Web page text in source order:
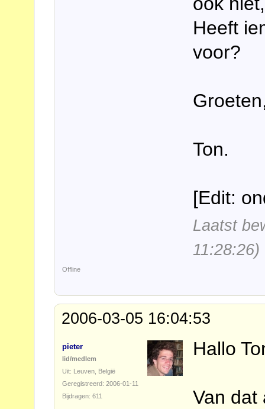
Heeft
voor?
Ton.
[Edit:
Laatst
11:28:26)
Offline
2006-03-05 16:04:53
pieter
lid/medlem
Uit: Leuven, België
Geregistreerd: 2006-01-11
Bijdragen: 611
Hallo
Van dat